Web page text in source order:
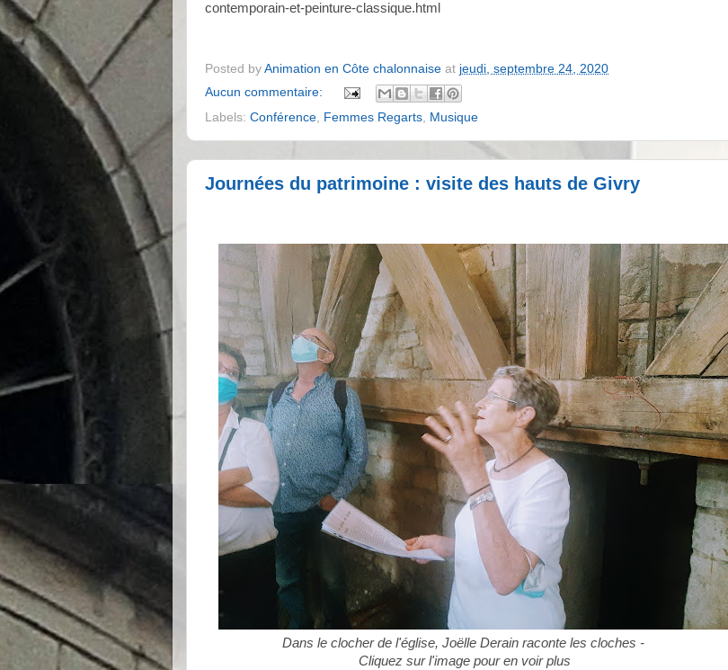
contemporain-et-peinture-classique.html
Posted by Animation en Côte chalonnaise at jeudi, septembre 24, 2020
Aucun commentaire:
Labels: Conférence Femmes Regarts Musique
Journées du patrimoine : visite des hauts de Givry
Dans le clocher de l'église, Joëlle Derain raconte les cloches -
Cliquez sur l'image pour en voir plus